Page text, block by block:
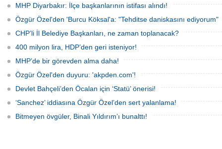
MHP Diyarbakır: İlçe başkanlarının istifası alındı!
Özgür Özel'den 'Burcu Köksal'a: "Tehditse daniskasını ediyorum"
CHP’li İl Belediye Başkanları, ne zaman toplanacak?
400 milyon lira, HDP’den geri isteniyor!
MHP’de bir görevden alma daha!
Özgür Özel'den duyuru: 'akpden.com'!
Devlet Bahçeli’den Öcalan için ‘Statü’ önerisi!
‘Sanchez’ iddiasına Özgür Özel’den sert yalanlama!
Bitmeyen övgüler, Binali Yıldırım’ı bunalttı!